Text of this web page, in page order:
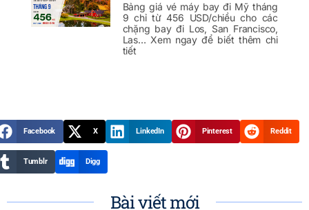
Bảng giá vé máy bay đi Mỹ tháng
9 chỉ từ 456 USD/chiều cho các
chặng bay đi Los, San Francisco,
Las… Xem ngay để biết thêm chi
tiết
Facebook X LinkedIn Pinterest Reddit
Tumblr Digg
Bài viết mới